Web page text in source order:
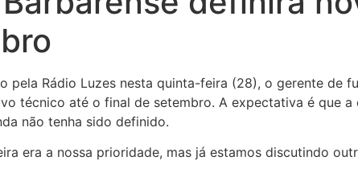
pela Rádio Luzes nesta quinta-feira (28), o gerente de
técnico até o final de setembro. A expectativa é que
não tenha sido definido.
era a nossa prioridade, mas já estamos discutindo